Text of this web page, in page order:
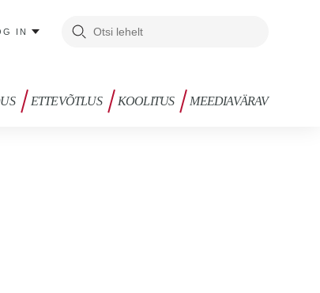
IN
ETTEVÕTLUS KOOLITUS MEEDIAVÄRAV